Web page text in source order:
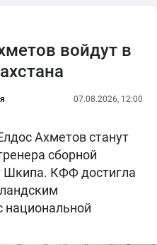
войдут в
07.08.2026, 12:00
Ахметов станут
сборной
Шкипа. КФФ достигла
национальной